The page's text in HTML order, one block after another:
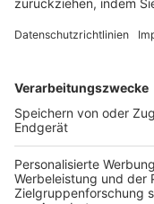
FOLGE DEM BFV
TOP-VEREINE